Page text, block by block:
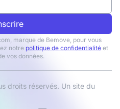
marque de Bemove, pour vous
notre politique de confidentialité et
vos données.
droits réservés. Un site du